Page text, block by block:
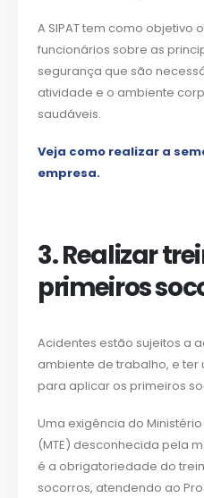
A SIPAT tem como objetivo
funcionários sobre as
segurança que são
atividade e o ambiente
saudáveis.
Veja como realizar a
empresa.
3. Realizar
primeiros
Acidentes estão sujeitos a
ambiente de trabalho, e ter
para aplicar os primeiros
Uma exigência do
(MTE) desconhecida pela
é a obrigatoriedade do
socorros, atendendo ao